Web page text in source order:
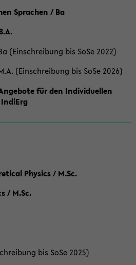
Sprachen / Ba
(Einschreibung bis SoSe 2022)
(Einschreibung bis SoSe 2026)
für den Individuellen
Physics / M.Sc.
/ M.Sc.
bis SoSe 2025)